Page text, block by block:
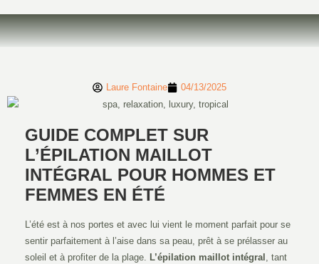
Laure Fontaine 04/13/2025
GUIDE COMPLET SUR
L’ÉPILATION MAILLOT
INTÉGRAL POUR HOMMES ET
FEMMES EN ÉTÉ
L’été est à nos portes et avec lui vient le moment parfait pour se
sentir parfaitement à l’aise dans sa peau, prêt à se prélasser au
soleil et à profiter de la plage. L’épilation maillot intégral , tant